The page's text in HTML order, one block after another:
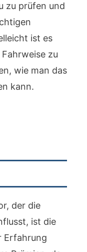
zu prüfen und
ist es
zu
wie man das
kann.
der die
ist die
Erfahrung